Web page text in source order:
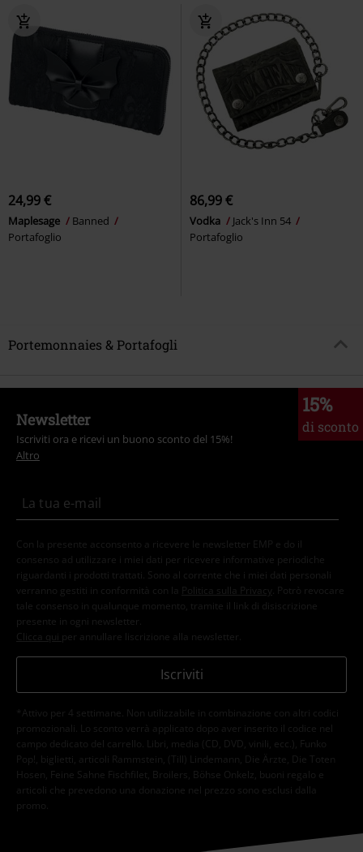
24,99 €
Maplesage
Banned
Portafoglio
86,99 €
Vodka
Jack's Inn 54
Portafoglio
Portemonnaies & Portafogli
15%
di sconto
Newsletter
Iscriviti ora e ricevi un buono sconto del 15%!
Altro
Con la presente acconsento a ricevere le newsletter EMP e do il
consenso ad utilizzare i miei dati per ricevere informative periodiche
riguardanti i prodotti trattati. Sono al corrente che i miei dati personali
verranno gestiti in conformità con la
Politica sulla Privacy
. Potrò revocare
tale consenso in qualunque momento, tramite il link di disiscrizione
presente in ogni newsletter.
Clicca qui per annullare liscrizione alla newsletter.
Iscriviti
*Attivo per 4 settimane. Non utilizzabile in combinazione con altri codici
promozionali. Lo sconto verrà applicato dopo aver inserito il codice nel
campo dedicato del carrello. Libri, media (CD, DVD, vinili, ecc.), Funko
Pop!, biglietti, articoli Rammstein, (Till) Lindemann, Die Ärzte, Die Toten
Hosen, Feine Sahne Fischfilet, Broilers, Böhse Onkelz, buoni regalo e
articoli che prevedono una donazione nel prezzo sono esclusi dalla
promo.